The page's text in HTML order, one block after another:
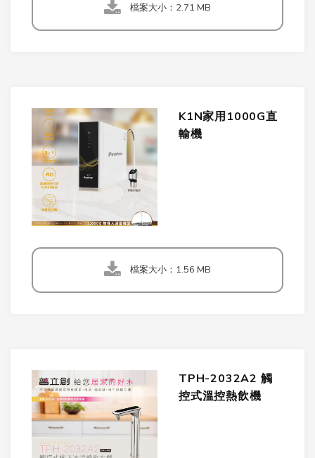
檔案大小：2.71 MB
K1N家用1000G直
輸機
檔案大小：1.56 MB
TPH-2032A2 觸
控式溫控熱飲機